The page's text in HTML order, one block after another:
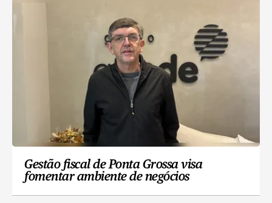
Gestão fiscal de Ponta Grossa visa
fomentar ambiente de negócios